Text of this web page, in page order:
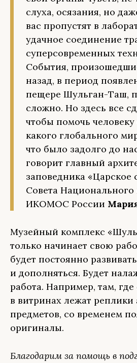
слуха, осязания, но
вас пропустят в
удачное соединение
суперсовременных
События,
назад, в период
пещере Шульган-Таш,
сложно. Но здесь все
чтобы помочь человеку
какого глобального
что было задолго до
говорит главный
заповедника «Царское
Совета Национального
ИКОМОС России
Музейный комплекс
только начинает свою
будет постоянно
и дополняться. Будет
работа. Например, там, где
в витринах лежат реплики
предметов, со временем
оригиналы.
Благодарим за помощь в